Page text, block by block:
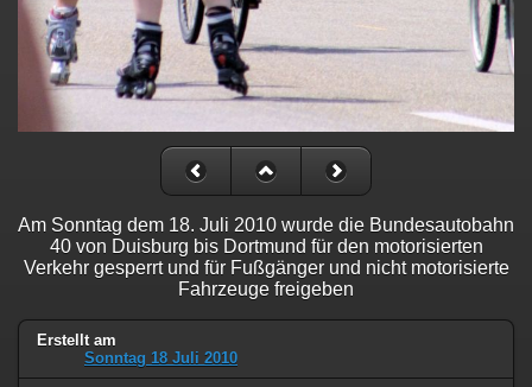
Am Sonntag dem 18. Juli 2010 wurde die Bundesautobahn
40 von Duisburg bis Dortmund für den motorisierten
Verkehr gesperrt und für Fußgänger und nicht motorisierte
Fahrzeuge freigeben
Erstellt am
Sonntag 18 Juli 2010